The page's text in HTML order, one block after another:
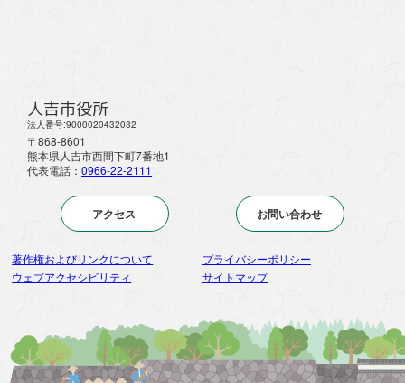
人吉市役所
法人番号:9000020432032
〒868-8601
熊本県人吉市西間下町7番地1
代表電話： 0966-22-2111
アクセス お問い合わせ
著作権およびリンクについて
プライバシーポリシー
ウェブアクセシビリティ
サイトマップ